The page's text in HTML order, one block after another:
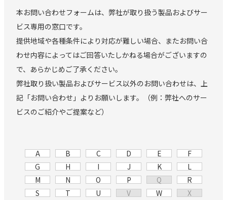
本お問い合わせフォームは、弊社が取り扱う製品およびサー
ビス専用の窓口です。
提供地域や各種条件により対応が難しい場合、またお問い合
わせ内容によってはご回答いたしかねる場合がございますの
で、あらかじめご了承ください。
弊社取り扱い製品およびサービス以外のお問い合わせは、上
記「お問い合わせ」よりお願いします。（例：弊社へのサー
ビスのご紹介やご提案など）
A B C D E
F
G
H I J K
L
M
N O P Q
R
S
T U V W X